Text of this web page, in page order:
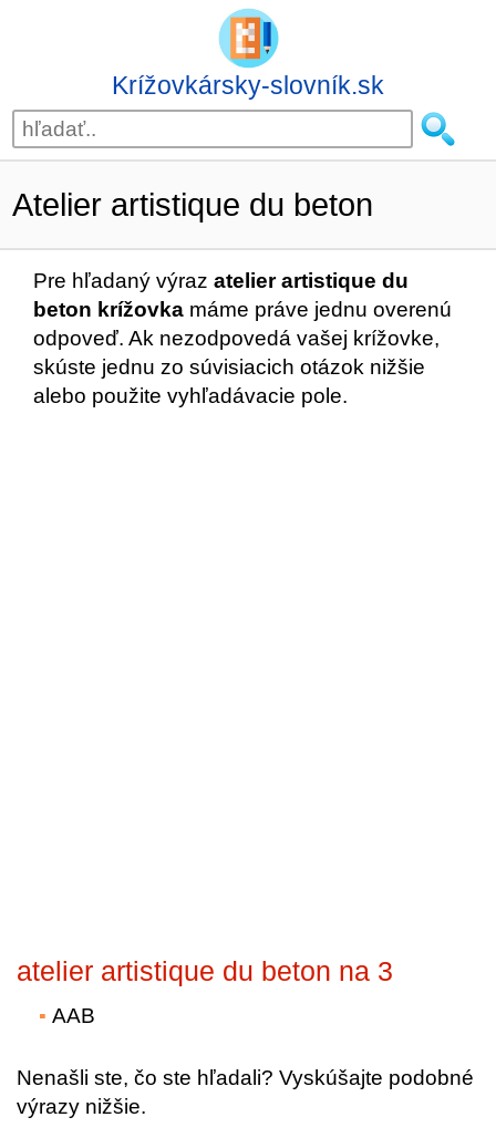
Krížovkársky-slovník.sk
Atelier artistique du beton
Pre hľadaný výraz atelier artistique du
beton krížovka máme práve jednu overenú
odpoveď. Ak nezodpovedá vašej krížovke,
skúste jednu zo súvisiacich otázok nižšie
alebo použite vyhľadávacie pole.
atelier artistique du beton na 3
AAB
Nenašli ste, čo ste hľadali? Vyskúšajte podobné
výrazy nižšie.